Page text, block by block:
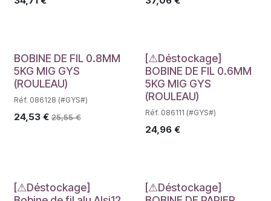
BOBINE DE FIL 0.8MM
5KG MIG GYS
(ROULEAU)
Réf. 086128 (#GYS#)
24,53 € 25,55€
Déstockage
[⚠Déstockage]
BOBINE DE FIL 0.6MM
5KG MIG GYS
(ROULEAU)
Réf. 086111 (#GYS#)
24,96€
[⚠Déstockage]
[⚠Déstockage]